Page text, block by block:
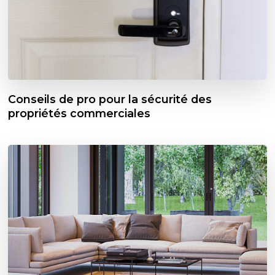
Conseils de pro pour la sécurité des
propriétés commerciales